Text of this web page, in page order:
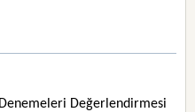
Değerlendirmesi